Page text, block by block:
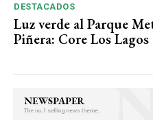
DESTACADOS
Luz verde al Parque
Piñera: Core Los